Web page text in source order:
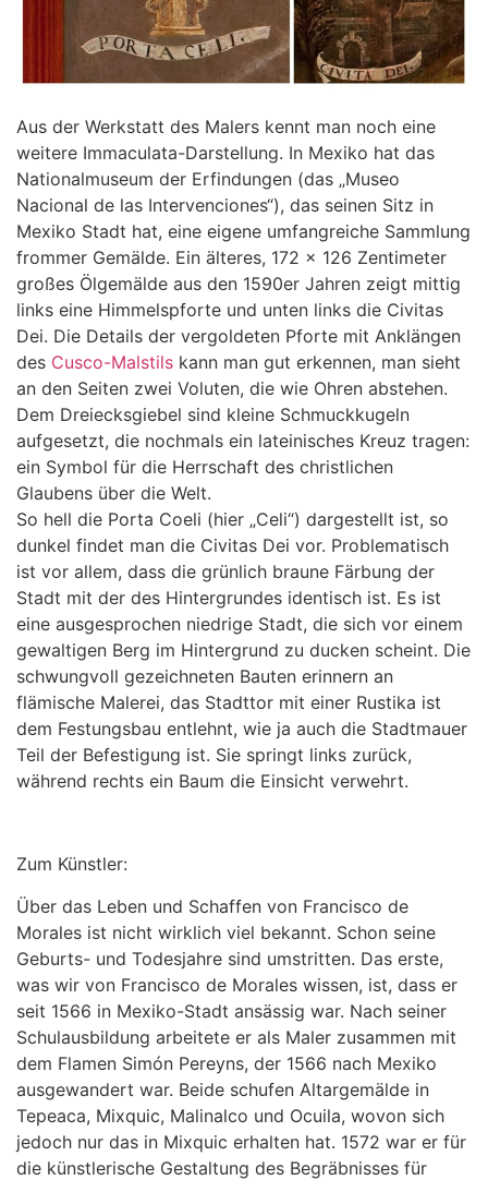
Aus der Werkstatt des Malers kennt man noch eine
weitere Immaculata-Darstellung. In Mexiko hat das
Nationalmuseum der Erfindungen (das „Museo
Nacional de las Intervenciones“), das seinen Sitz in
Mexiko Stadt hat, eine eigene umfangreiche Sammlung
frommer Gemälde. Ein älteres, 172 x 126 Zentimeter
großes Ölgemälde aus den 1590er Jahren zeigt mittig
links eine Himmelspforte und unten links die Civitas
Dei. Die Details der vergoldeten Pforte mit Anklängen
des Cusco-Malstils kann man gut erkennen, man sieht
an den Seiten zwei Voluten, die wie Ohren abstehen.
Dem Dreiecksgiebel sind kleine Schmuckkugeln
aufgesetzt, die nochmals ein lateinisches Kreuz tragen:
ein Symbol für die Herrschaft des christlichen
Glaubens über die Welt.
So hell die Porta Coeli (hier „Celi“) dargestellt ist, so
dunkel findet man die Civitas Dei vor. Problematisch
ist vor allem, dass die grünlich braune Färbung der
Stadt mit der des Hintergrundes identisch ist. Es ist
eine ausgesprochen niedrige Stadt, die sich vor einem
gewaltigen Berg im Hintergrund zu ducken scheint. Die
schwungvoll gezeichneten Bauten erinnern an
flämische Malerei, das Stadttor mit einer Rustika ist
dem Festungsbau entlehnt, wie ja auch die Stadtmauer
Teil der Befestigung ist. Sie springt links zurück,
während rechts ein Baum die Einsicht verwehrt.
Zum Künstler:
Über das Leben und Schaffen von Francisco de
Morales ist nicht wirklich viel bekannt. Schon seine
Geburts- und Todesjahre sind umstritten. Das erste,
was wir von Francisco de Morales wissen, ist, dass er
seit 1566 in Mexiko-Stadt ansässig war. Nach seiner
Schulausbildung arbeitete er als Maler zusammen mit
dem Flamen Simón Pereyns, der 1566 nach Mexiko
ausgewandert war. Beide schufen Altargemälde in
Tepeaca, Mixquic, Malinalco und Ocuila, wovon sich
jedoch nur das in Mixquic erhalten hat. 1572 war er für
die künstlerische Gestaltung des Begräbnisses für